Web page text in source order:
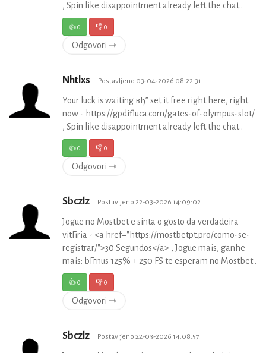
, Spin like disappointment already left the chat .
👍0 👎0
Odgovori ⇾
Nhtlxs Postavljeno 03-04-2026 08:22:31
Your luck is waiting вЂ” set it free right here, right
now - https://gpdifluca.com/gates-of-olympus-slot/
, Spin like disappointment already left the chat .
👍0 👎0
Odgovori ⇾
Sbczlz Postavljeno 22-03-2026 14:09:02
Jogue no Mostbet e sinta o gosto da verdadeira
vitГіria - <a href="https://mostbetpt.pro/como-se-
registrar/">30 Segundos</a> , Jogue mais, ganhe
mais: bГґnus 125% + 250 FS te esperam no Mostbet .
👍0 👎0
Odgovori ⇾
Sbczlz Postavljeno 22-03-2026 14:08:57